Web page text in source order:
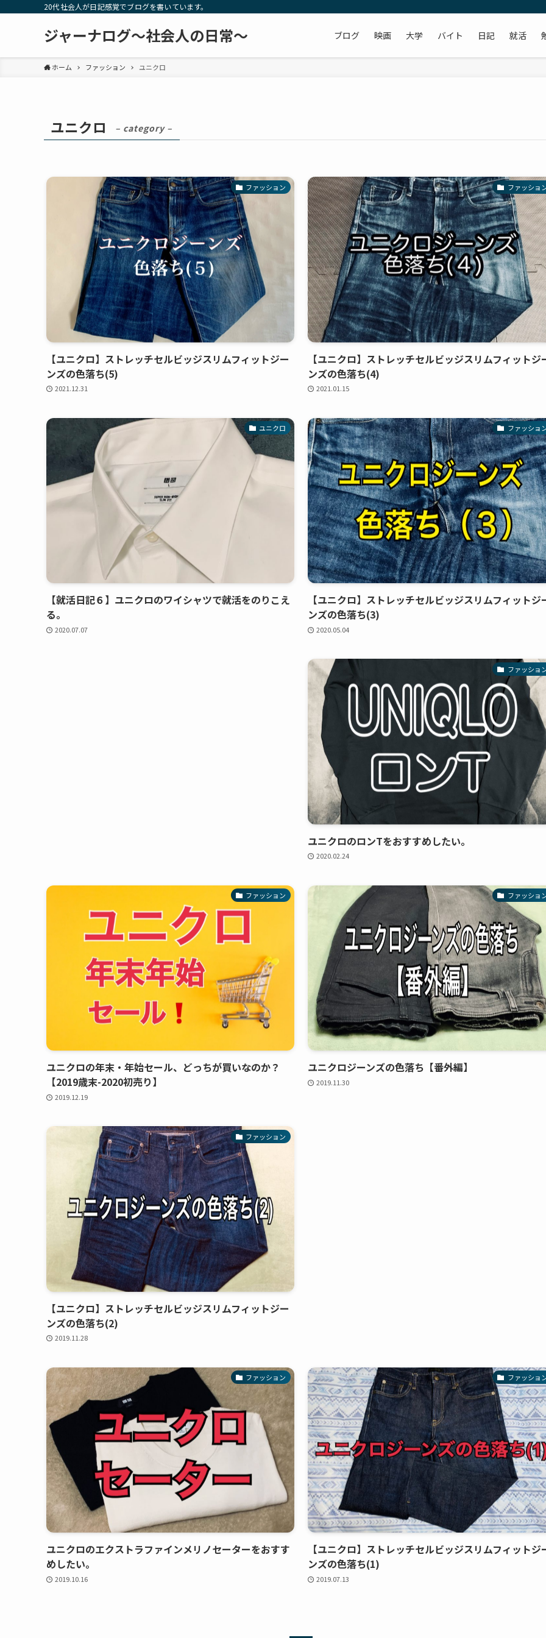
20代社会人が日記感覚でブログを書いています。
ジャーナログ～社会人の日常～ ブログ 映画 大学 バイト 日記 就活
ホーム ファッション ユニクロ
ユニクロ – category –
ファッション
【ユニクロ】ストレッチセルビッジスリムフィットジー
ンズの色落ち(5)
2021.12.31
ファッショ
【ユニクロ】ストレッチセルビッジスリムフィットジ
ンズの色落ち(4)
2021.01.15
ユニクロ
【就活日記６】ユニクロのワイシャツで就活をのりこえ
る。
2020.07.07
ファッショ
【ユニクロ】ストレッチセルビッジスリムフィットジ
ンズの色落ち(3)
2020.05.04
ファッショ
ユニクロのロンTをおすすめしたい。
2020.02.24
ファッション
ユニクロの年末・年始セール、どっちが買いなのか？
【2019歳末-2020初売り】
2019.12.19
ファッショ
ユニクロジーンズの色落ち【番外編】
2019.11.30
ファッション
【ユニクロ】ストレッチセルビッジスリムフィットジー
ンズの色落ち(2)
2019.11.28
ファッション
ユニクロのエクストラファインメリノセーターをおすす
めしたい。
2019.10.16
ファッショ
【ユニクロ】ストレッチセルビッジスリムフィットジ
ンズの色落ち(1)
2019.07.13